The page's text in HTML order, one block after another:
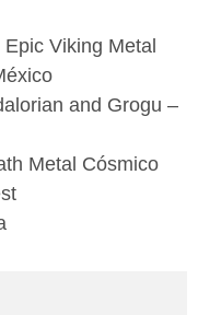
Viking Metal
and Grogu –
Metal Cósmico